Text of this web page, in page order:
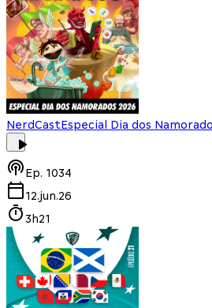
NerdCastEspecial Dia dos
Ep. 1034
12.jun.26
3h21